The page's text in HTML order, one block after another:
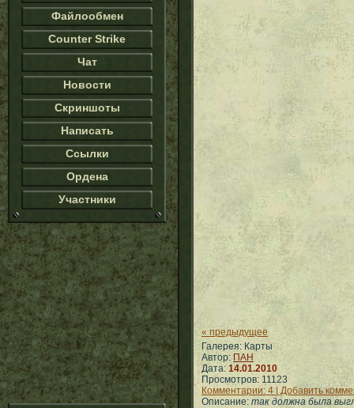
Файлообмен
Counter Strike
Чат
Новости
Скриншоты
Написать
Ссылки
Ордена
Участники
« предыдущее
Галерея: Карты
Автор:ПАН
Дата:14.01.2010
Просмотров: 11123
Комментарии: 4 | Добавить
Описание: так должна была